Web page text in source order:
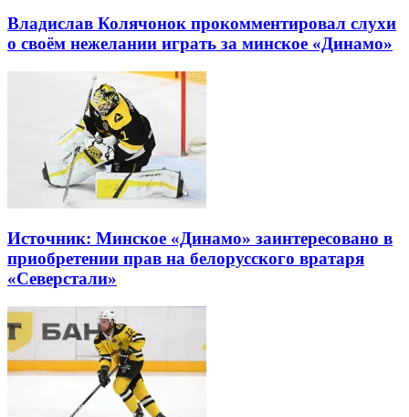
Владислав Колячонок прокомментировал слухи
о своём нежелании играть за минское «Динамо»
Источник: Минское «Динамо» заинтересовано в
приобретении прав на белорусского вратаря
«Северстали»